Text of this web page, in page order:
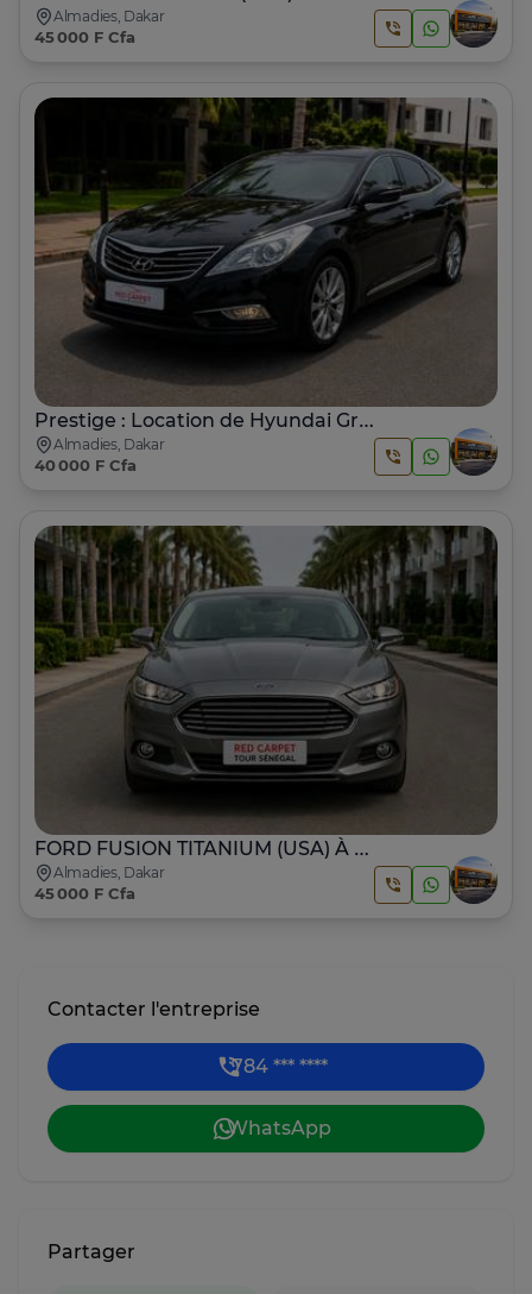
Almadies, Dakar
45 000 F Cfa
Prestige : Location de Hyundai Grandeur HG240 2017 à Dakar
Almadies, Dakar
40 000 F Cfa
FORD FUSION TITANIUM (USA) À LOUER À DAKAR
Almadies, Dakar
45 000 F Cfa
Contacter l'entreprise
784 *** ****
WhatsApp
Partager